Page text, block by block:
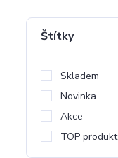
Štítky
Skladem
Novinka
Akce
TOP produkt